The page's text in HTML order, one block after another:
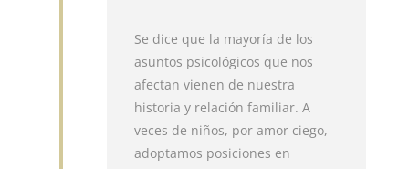
Se dice que la mayoría de los
asuntos psicológicos que nos
afectan vienen de nuestra
historia y relación familiar. A
veces de niños, por amor ciego,
adoptamos posiciones en